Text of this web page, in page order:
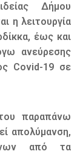
Δήμου
η λειτουργία
έως και
ανεύρεσης
Covid-19 σε
παραπάνω
απολύμανση,
από τα